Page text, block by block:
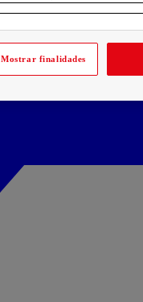
Mostrar finalidades